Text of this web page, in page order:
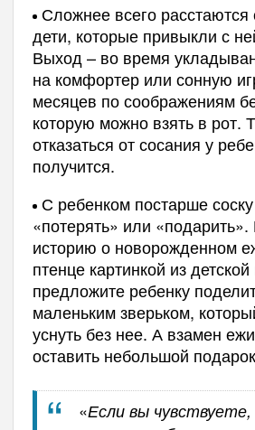
Сложнее всего расстаются
дети, которые привыкли с
Выход – во время
на комфортер или сонную
месяцев по соображениям
которую можно взять в рот.
отказаться от сосания у
получится.
С ребенком постарше
«потерять» или
историю о новорожденном
птенце картинкой из
предложите ребенку
маленьким зверьком,
уснуть без нее. А взамен
оставить небольшой
«Если вы